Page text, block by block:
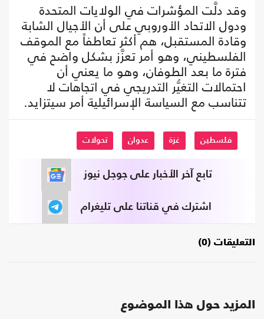
وقد دلَّت المؤشرات في الولايات المتحدة
ودول الاتحاد الأوروبي على أن الأجيال الشابة
وقادة المستقبل، هم أكثر تعاطفاً مع الموقف
الفلسطيني، وهو أمر تعزَّز بشكل واضح في
فترة ما بعد الطوفان، وهو ما يعني أن
احتمالات التغيُّر التدريجي في اتجاهات لا
تتناسب مع السياسة الإسرائيلية أمر سيتزايد.
فلسطين غزة عدوان تحولات
تابع آخر الأخبار على جوجل نيوز
اشترك في قناتنا على تليغرام
التعليقات (0)
المزيد حول هذا الموضوع